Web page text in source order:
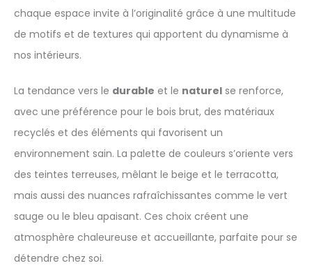
chaque espace invite à l’originalité grâce à une multitude
de motifs et de textures qui apportent du dynamisme à
nos intérieurs.
La tendance vers le durable et le naturel se renforce,
avec une préférence pour le bois brut, des matériaux
recyclés et des éléments qui favorisent un
environnement sain. La palette de couleurs s’oriente vers
des teintes terreuses, mêlant le beige et le terracotta,
mais aussi des nuances rafraîchissantes comme le vert
sauge ou le bleu apaisant. Ces choix créent une
atmosphère chaleureuse et accueillante, parfaite pour se
détendre chez soi.